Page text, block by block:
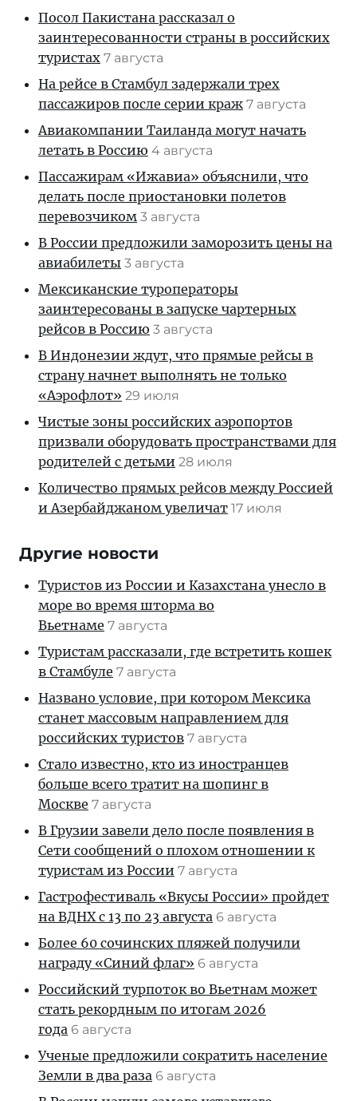
Посол Пакистана рассказал о
заинтересованности страны в российских
туристах 7 августа
На рейсе в Стамбул задержали трех
пассажиров после серии краж 7 августа
Авиакомпании Таиланда могут начать
летать в Россию 4 августа
Пассажирам «Ижавиа» объяснили, что
делать после приостановки полетов
перевозчиком 3 августа
В России предложили заморозить цены на
авиабилеты 3 августа
Мексиканские туроператоры
заинтересованы в запуске чартерных
рейсов в Россию 3 августа
В Индонезии ждут, что прямые рейсы в
страну начнет выполнять не только
«Аэрофлот» 29 июля
Чистые зоны российских аэропортов
призвали оборудовать пространствами для
родителей с детьми 28 июля
Количество прямых рейсов между Россией
и Азербайджаном увеличат 17 июля
Другие новости
Туристов из России и Казахстана унесло в
море во время шторма во
Вьетнаме 7 августа
Туристам рассказали, где встретить кошек
в Стамбуле 7 августа
Названо условие, при котором Мексика
станет массовым направлением для
российских туристов 7 августа
Стало известно, кто из иностранцев
больше всего тратит на шопинг в
Москве 7 августа
В Грузии завели дело после появления в
Сети сообщений о плохом отношении к
туристам из России 7 августа
Гастрофестиваль «Вкусы России» пройдет
на ВДНХ с 13 по 23 августа 6 августа
Более 60 сочинских пляжей получили
награду «Синий флаг» 6 августа
Российский турпоток во Вьетнам может
стать рекордным по итогам 2026
года 6 августа
Ученые предложили сократить население
Земли в два раза 6 августа